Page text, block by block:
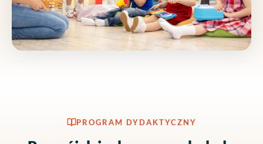
PROGRAM DYDAKTYCZNY